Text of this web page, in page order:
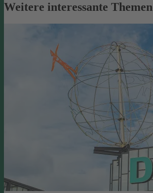
Weitere interessante Themen